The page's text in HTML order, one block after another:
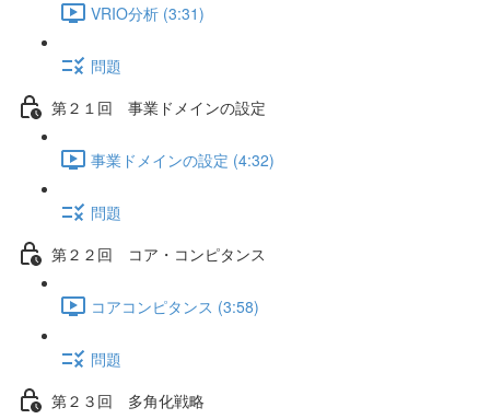
VRIO分析 (3:31)
問題
第２１回 事業ドメインの設定
事業ドメインの設定 (4:32)
問題
第２２回 コア・コンピタンス
コアコンピタンス (3:58)
問題
第２３回 多角化戦略